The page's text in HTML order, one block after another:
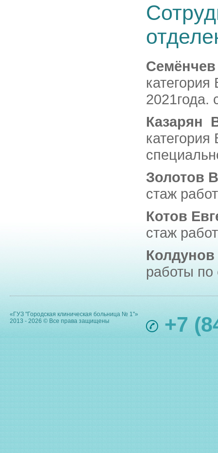
2021года.
Казарян
Золотов
стаж
Котов
стаж
работы по
«ГУЗ "Городская клиническая больница № 1"»
2013 - 2026 © Все права защищены
+7